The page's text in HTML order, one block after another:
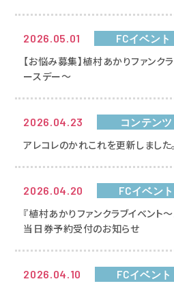
2026.05.01 FCイベント
【お悩み募集】植村あかりファン
ースデー～
2026.04.23 コンテンツ
アレコレのかれこれを更新しました。
2026.04.20 FCイベント
『植村あかりファンクラブイベント
当日券予約受付のお知らせ
2026.04.10 FCイベント